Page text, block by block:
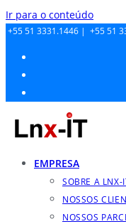
Ir para o conteúdo
+55 51 3331.1446 | +55 51
EMPRESA
SOBRE A LNX-
NOSSOS
NOSSOS